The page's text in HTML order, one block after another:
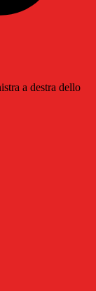
a destra dello